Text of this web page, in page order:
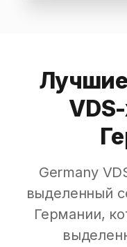
Germany
выделенный
Германии,